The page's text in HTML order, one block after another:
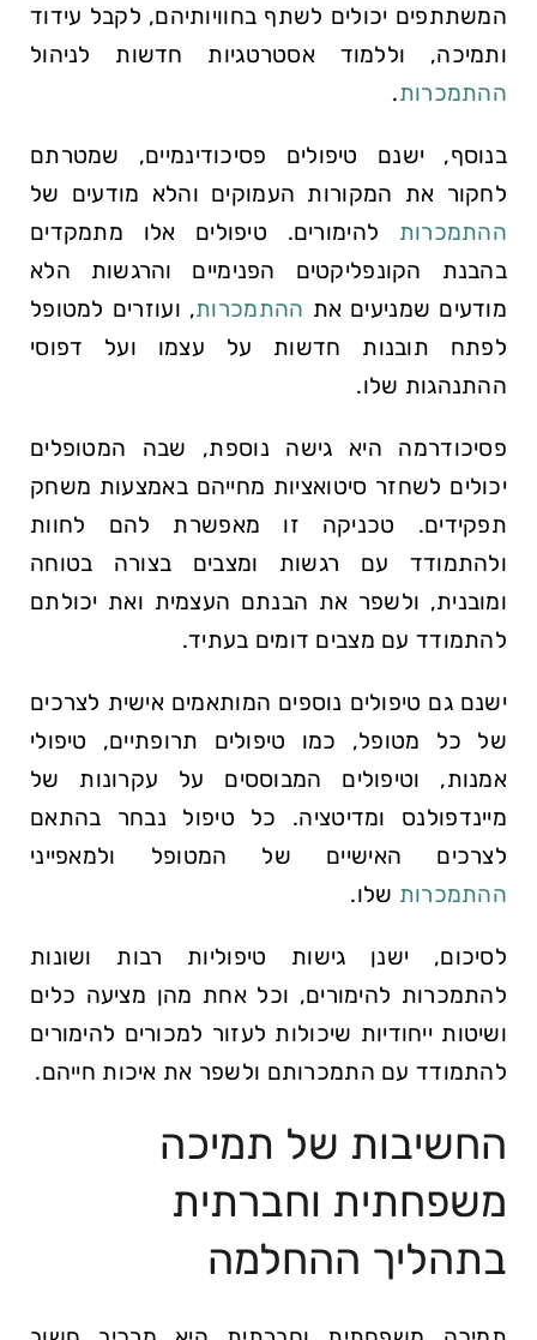
המשתתפים יכולים לשתף בחוויותיהם, לקבל עידוד
ותמיכה, וללמוד אסטרטגיות חדשות לניהול
ההתמכרות.
בנוסף, ישנם טיפולים פסיכודינמיים, שמטרתם
לחקור את המקורות העמוקים והלא מודעים של
ההתמכרות להימורים. טיפולים אלו מתמקדים
בהבנת הקונפליקטים הפנימיים והרגשות הלא
מודעים שמניעים את ההתמכרות, ועוזרים למטופל
לפתח תובנות חדשות על עצמו ועל דפוסי
ההתנהגות שלו.
פסיכודרמה היא גישה נוספת, שבה המטופלים
יכולים לשחזר סיטואציות מחייהם באמצעות משחק
תפקידים. טכניקה זו מאפשרת להם לחוות
ולהתמודד עם רגשות ומצבים בצורה בטוחה
ומובנית, ולשפר את הבנתם העצמית ואת יכולתם
להתמודד עם מצבים דומים בעתיד.
ישנם גם טיפולים נוספים המותאמים אישית לצרכים
של כל מטופל, כמו טיפולים תרופתיים, טיפולי
אמנות, וטיפולים המבוססים על עקרונות של
מיינדפולנס ומדיטציה. כל טיפול נבחר בהתאם
לצרכים האישיים של המטופל ולמאפייני
ההתמכרות שלו.
לסיכום, ישנן גישות טיפוליות רבות ושונות
להתמכרות להימורים, וכל אחת מהן מציעה כלים
ושיטות ייחודיות שיכולות לעזור למכורים להימורים
להתמודד עם התמכרותם ולשפר את איכות חייהם.
החשיבות של תמיכה
משפחתית וחברתית
בתהליך ההחלמה